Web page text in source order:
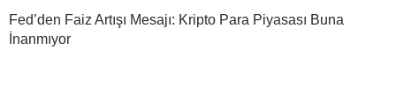
Fed’den Faiz Artışı Mesajı: Kripto Para Piyasası Buna
İnanmıyor